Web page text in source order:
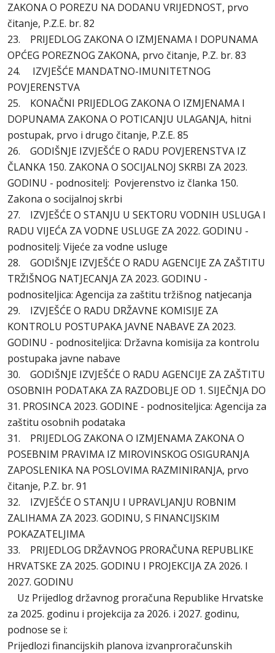
ZAKONA O POREZU NA DODANU VRIJEDNOST, prvo
čitanje, P.Z.E. br. 82
23. PRIJEDLOG ZAKONA O IZMJENAMA I DOPUNAMA
OPĆEG POREZNOG ZAKONA, prvo čitanje, P.Z. br. 83
24. IZVJEŠĆE MANDATNO-IMUNITETNOG
POVJERENSTVA
25. KONAČNI PRIJEDLOG ZAKONA O IZMJENAMA I
DOPUNAMA ZAKONA O POTICANJU ULAGANJA, hitni
postupak, prvo i drugo čitanje, P.Z.E. 85
26. GODIŠNJE IZVJEŠĆE O RADU POVJERENSTVA IZ
ČLANKA 150. ZAKONA O SOCIJALNOJ SKRBI ZA 2023.
GODINU - podnositelj: Povjerenstvo iz članka 150.
Zakona o socijalnoj skrbi
27. IZVJEŠĆE O STANJU U SEKTORU VODNIH USLUGA I
RADU VIJEĆA ZA VODNE USLUGE ZA 2022. GODINU -
podnositelj: Vijeće za vodne usluge
28. GODIŠNJE IZVJEŠĆE O RADU AGENCIJE ZA ZAŠTITU
TRŽIŠNOG NATJECANJA ZA 2023. GODINU -
podnositeljica: Agencija za zaštitu tržišnog natjecanja
29. IZVJEŠĆE O RADU DRŽAVNE KOMISIJE ZA
KONTROLU POSTUPAKA JAVNE NABAVE ZA 2023.
GODINU - podnositeljica: Državna komisija za kontrolu
postupaka javne nabave
30. GODIŠNJE IZVJEŠĆE O RADU AGENCIJE ZA ZAŠTITU
OSOBNIH PODATAKA ZA RAZDOBLJE OD 1. SIJEČNJA DO
31. PROSINCA 2023. GODINE - podnositeljica: Agencija za
zaštitu osobnih podataka
31. PRIJEDLOG ZAKONA O IZMJENAMA ZAKONA O
POSEBNIM PRAVIMA IZ MIROVINSKOG OSIGURANJA
ZAPOSLENIKA NA POSLOVIMA RAZMINIRANJA, prvo
čitanje, P.Z. br. 91
32. IZVJEŠĆE O STANJU I UPRAVLJANJU ROBNIM
ZALIHAMA ZA 2023. GODINU, S FINANCIJSKIM
POKAZATELJIMA
33. PRIJEDLOG DRŽAVNOG PRORAČUNA REPUBLIKE
HRVATSKE ZA 2025. GODINU I PROJEKCIJA ZA 2026. I
2027. GODINU
Uz Prijedlog državnog proračuna Republike Hrvatske
za 2025. godinu i projekcija za 2026. i 2027. godinu,
podnose se i:
Prijedlozi financijskih planova izvanproračunskih